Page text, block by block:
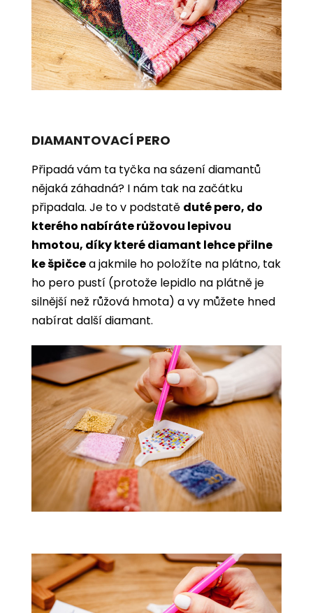
DIAMANTOVACÍ PERO
Připadá vám ta tyčka na sázení diamantů
nějaká záhadná? I nám tak na začátku
připadala. Je to v podstatě duté pero, do
kterého nabíráte růžovou lepivou
hmotou, díky které diamant lehce přilne
ke špičcea jakmile ho položíte na plátno, tak
ho pero pustí (protože lepidlo na plátně je
silnější než růžová hmota) a vy můžete hned
nabírat další diamant.